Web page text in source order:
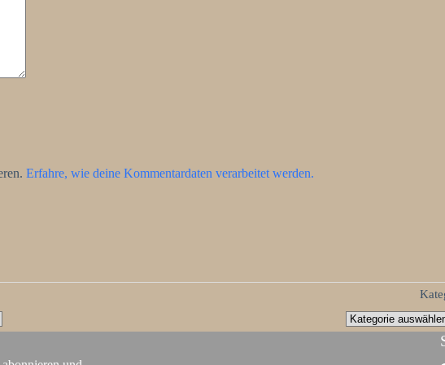
Erfahre, wie deine Kommentardaten verarbeitet werden.